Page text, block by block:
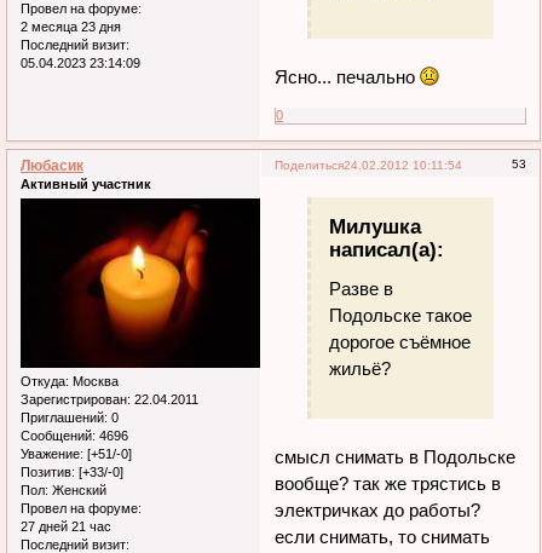
Провел на форуме:
2 месяца 23 дня
Последний визит:
05.04.2023 23:14:09
Ясно... печально
0
Поделиться 53
24.02.2012 10:11:54
Любасик
Активный участник
Откуда: Москва
Зарегистрирован: 22.04.2011
Приглашений: 0
Сообщений: 4696
Уважение: [+51/-0]
Позитив: [+33/-0]
Пол: Женский
Провел на форуме:
27 дней 21 час
Последний визит:
Милушка
написал(а):
Разве в
Подольске такое
дорогое съёмное
жильё?
смысл снимать в Подольске
вообще? так же трястись в
электричках до работы?
если снимать, то снимать